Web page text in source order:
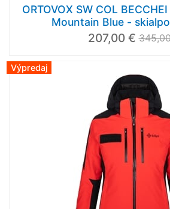
ORTOVOX SW COL
Mountain Blue -
207,00 €
Výpredaj